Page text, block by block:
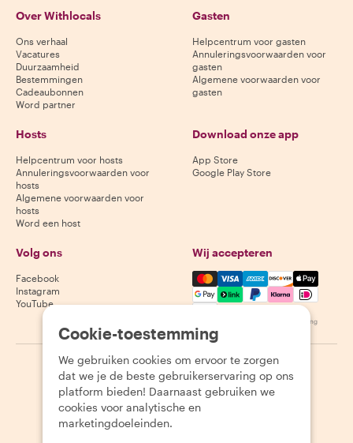
Over Withlocals
Ons verhaal
Vacatures
Duurzaamheid
Bestemmingen
Cadeaubonnen
Word partner
Gasten
Helpcentrum voor gasten
Annuleringsvoorwaarden voor
gasten
Algemene voorwaarden voor
gasten
Hosts
Helpcentrum voor hosts
Annuleringsvoorwaarden voor
hosts
Algemene voorwaarden voor
hosts
Word een host
Download onze app
App Store
Google Play Store
Volg ons
Facebook
Instagram
YouTube
Wij accepteren
Mastercard, Visa, Amex,
Beschikbaarheid varieert per bestemming
2026 Withlocals.com Privacybeleid Cookies
Cookie-toestemming
We gebruiken cookies om ervoor te zorgen
dat we je de beste gebruikerservaring op ons
platform bieden! Daarnaast gebruiken we
cookies voor analytische en
marketingdoeleinden.